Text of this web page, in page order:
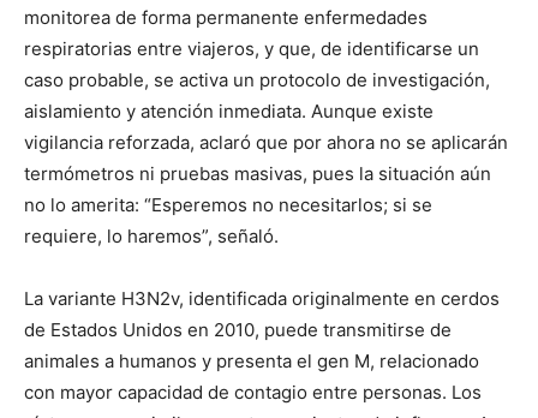
monitorea de forma permanente enfermedades
respiratorias entre viajeros, y que, de identificarse un
caso probable, se activa un protocolo de investigación,
aislamiento y atención inmediata. Aunque existe
vigilancia reforzada, aclaró que por ahora no se aplicarán
termómetros ni pruebas masivas, pues la situación aún
no lo amerita: “Esperemos no necesitarlos; si se
requiere, lo haremos”, señaló.
La variante H3N2v, identificada originalmente en cerdos
de Estados Unidos en 2010, puede transmitirse de
animales a humanos y presenta el gen M, relacionado
con mayor capacidad de contagio entre personas. Los